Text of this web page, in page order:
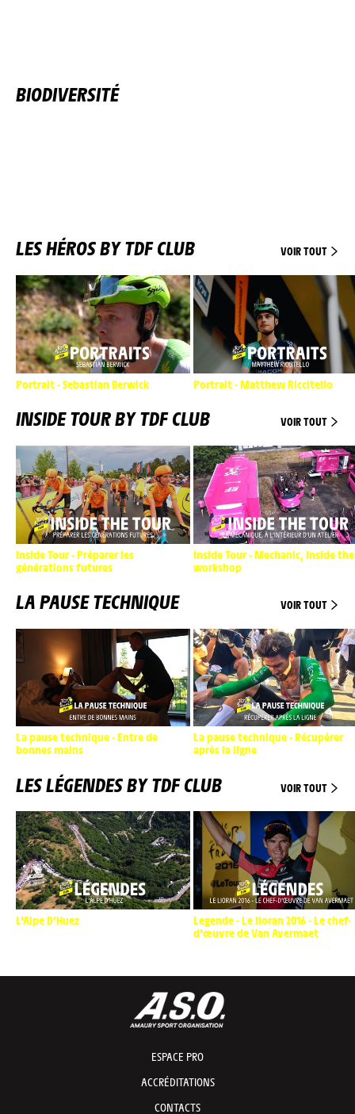
BIODIVERSITÉ
LES HÉROS BY TDF CLUB VOIR TOUT
Portrait - Sebastian Berwick Portrait - Matthew Riccitello
INSIDE TOUR BY TDF CLUB VOIR TOUT
Inside Tour - Préparer les
générations futures
Inside Tour - Mechanic, inside the
workshop
LA PAUSE TECHNIQUE VOIR TOUT
La pause technique - Entre de
bonnes mains
La pause technique - Récupérer
après la ligne
LES LÉGENDES BY TDF CLUB VOIR TOUT
L'Alpe D'Huez
Legende - Le lioran 2016 - Le chef-
d'œuvre de Van Avermaet
ESPACE PRO
ACCRÉDITATIONS
CONTACTS